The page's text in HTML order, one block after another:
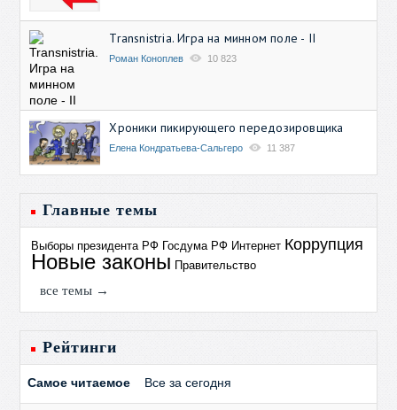
Transnistria. Игра на минном поле - II
Роман Коноплев 10 823
Хроники пикирующего передозировщика
Елена Кондратьева-Сальгеро 11 387
Главные темы
Выборы президента РФ Госдума РФ Интернет Коррупция
Новые законы Правительство
все темы →
Рейтинги
Самое читаемое Все за сегодня